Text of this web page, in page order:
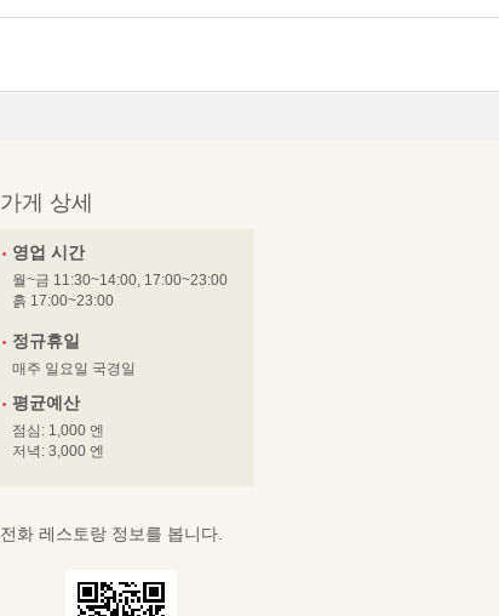
가게 상세
영업 시간
월~금 11:30~14:00, 17:00~23:00
흙 17:00~23:00
정규휴일
매주 일요일 국경일
평균예산
점심: 1,000 엔
저녁: 3,000 엔
전화 레스토랑 정보를 봅니다.